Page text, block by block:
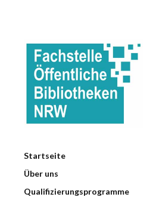
Startseite
Über uns
Qualifizierungsprogramme